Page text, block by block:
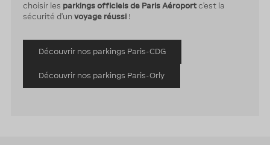
choisir les parkings officiels de Paris Aéroport c'est la
sécurité d'un voyage réussi !
Découvrir nos parkings Paris-CDG
Découvrir nos parkings Paris-Orly